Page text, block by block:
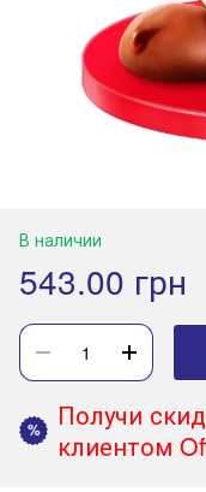
В наличии
543.00 грн
%
Получи
клиентом